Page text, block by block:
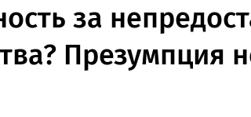
за
Презумпция